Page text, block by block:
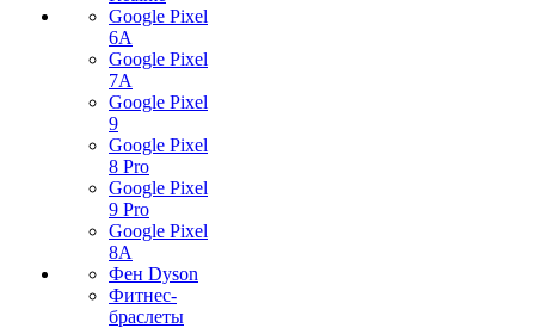
Google Pixel
6A
Google Pixel
7А
Google Pixel
9
Google Pixel
8 Pro
Google Pixel
9 Pro
Google Pixel
8A
Фен Dyson
Фитнес-
браслеты